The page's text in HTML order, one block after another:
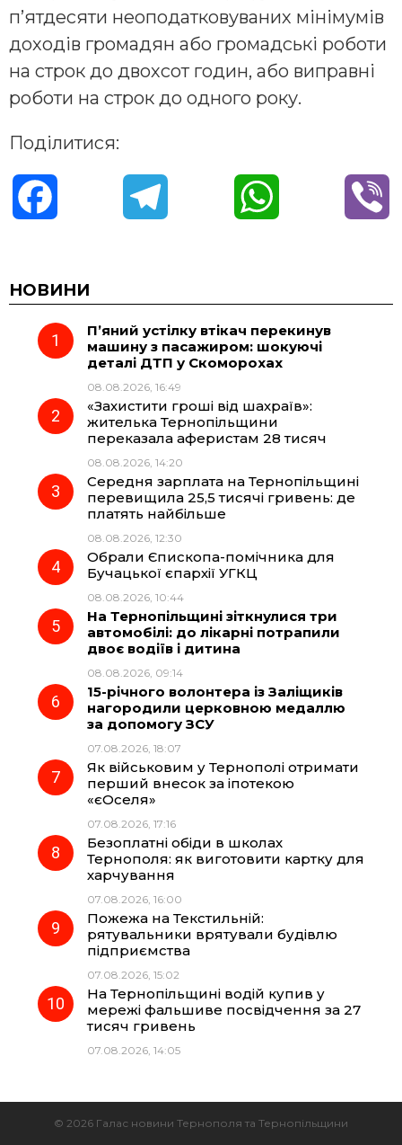
п’ятдесяти неоподатковуваних мінімумів
доходів громадян або громадські роботи
на строк до двохсот годин, або виправні
роботи на строк до одного року.
Поділитися:
c
e
o
k
e
g
r
a
m
t
НОВИНИ
П’яний устілку втікач перекинув
машину з пасажиром: шокуючі
деталі ДТП у Скоморохах
08.08.2026, 16:49
«Захистити гроші від шахраїв»:
жителька Тернопільщини
переказала аферистам 28 тисяч
08.08.2026, 14:20
Середня зарплата на Тернопільщині
перевищила 25,5 тисячі гривень: де
платять найбільше
08.08.2026, 12:30
Обрали Єпископа-помічника для
Бучацької єпархії УГКЦ
08.08.2026, 10:44
На Тернопільщині зіткнулися три
автомобілі: до лікарні потрапили
двоє водіїв і дитина
08.08.2026, 09:14
15-річного волонтера із Заліщиків
нагородили церковною медаллю
за допомогу ЗСУ
07.08.2026, 18:07
Як військовим у Тернополі отримати
перший внесок за іпотекою
«єОселя»
07.08.2026, 17:16
Безоплатні обіди в школах
Тернополя: як виготовити картку для
харчування
07.08.2026, 16:00
Пожежа на Текстильній:
рятувальники врятували будівлю
підприємства
07.08.2026, 15:02
На Тернопільщині водій купив у
мережі фальшиве посвідчення за 27
тисяч гривень
07.08.2026, 14:05
© 2026 Галас новини Тернополя та Тернопільщини